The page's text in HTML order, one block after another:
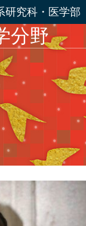
研究科・医学部
分野